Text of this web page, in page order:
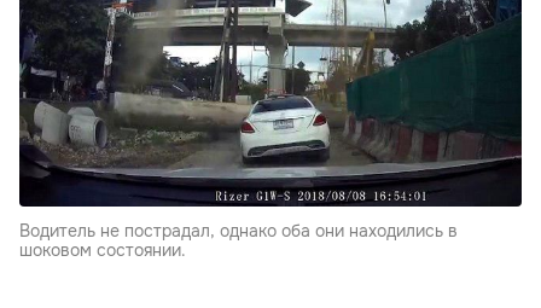
Водитель не пострадал, однако оба они находились в
шоковом состоянии.